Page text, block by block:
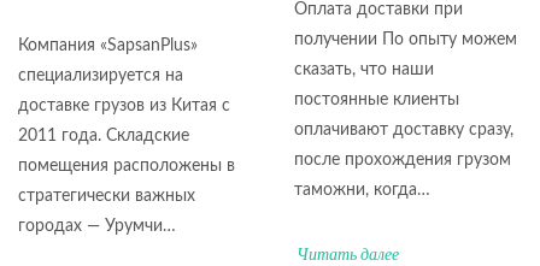
Компания «SapsanPlus»
специализируется на
доставке грузов из Китая с
2011 года. Складские
помещения расположены в
стратегически важных
городах — Урумчи…
Оплата доставки при
получении По опыту можем
сказать, что наши
постоянные клиенты
оплачивают доставку сразу,
после прохождения грузом
таможни, когда…
Читать далее